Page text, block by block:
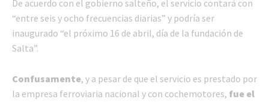
De acuerdo con el gobierno salteño, el servicio contará con
“entre seis y ocho frecuencias diarias” y podría ser
inaugurado “el próximo 16 de abril, día de la fundación de
Salta”.
Confusamente, y a pesar de que el servicio es prestado por
la empresa ferroviaria nacional y con cochemotores, fue el